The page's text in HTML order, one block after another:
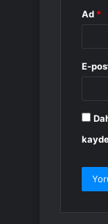
Ad *
E-